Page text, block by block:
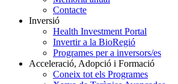
Contacte
Inversió
Health Investment Portal
Invertir a la BioRegió
Programes per a inversors/es
Acceleració, Adopció i Formació
Coneix tot els Programes